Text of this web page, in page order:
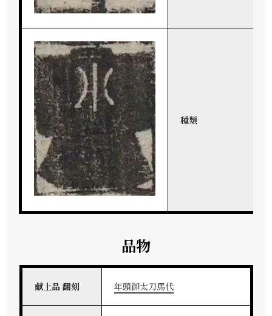
種類
品物
献上品 翻刻 年頭御太刀馬代